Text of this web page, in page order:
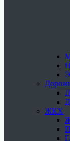
ЖКХ